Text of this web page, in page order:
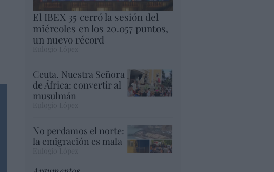
El IBEX 35 cerró la sesión del
miércoles en los 20.057 puntos,
un nuevo récord
Ceuta. Nuestra Señora
de África: convertir al
musulmán
No perdamos el norte:
la emigración es mala